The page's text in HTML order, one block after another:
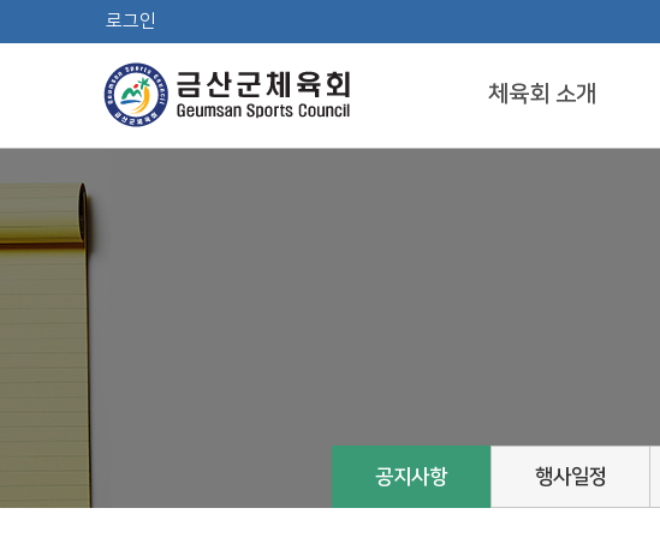
로그인
체육회 소개
공지사항 행사일정